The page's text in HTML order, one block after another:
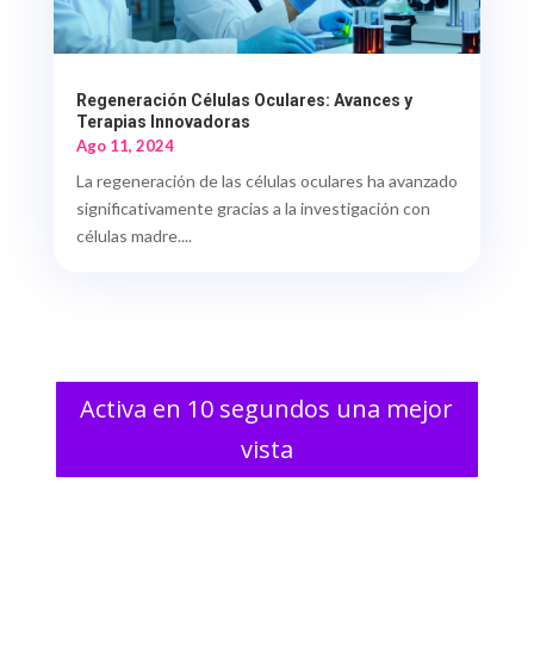
Regeneración Células Oculares: Avances y
Terapias Innovadoras
Ago 11, 2024
La regeneración de las células oculares ha avanzado
significativamente gracias a la investigación con
células madre....
Activa en 10 segundos una mejor
vista